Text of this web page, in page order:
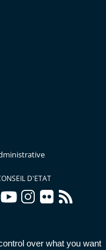
over what you want
D'ETAT
youtubeinstagram
flickr rss